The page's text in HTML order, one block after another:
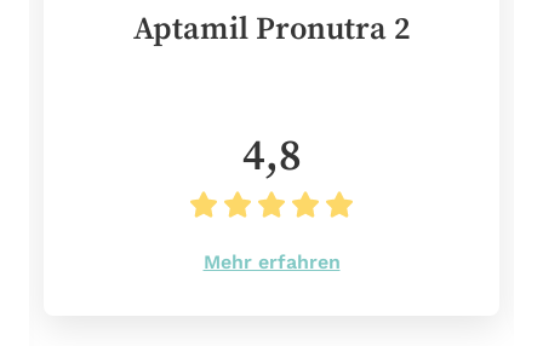
Aptamil Pronutra 2
4,8
Mehr erfahren